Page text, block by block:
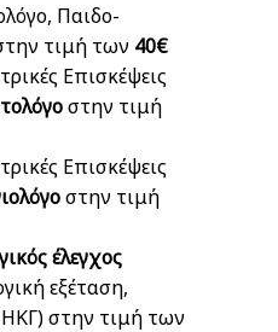
Παιδο-
τιμή των 40€
Επισκέψεις
στην τιμή
Επισκέψεις
στην τιμή
έλεγχος
εξέταση,
στην τιμή των